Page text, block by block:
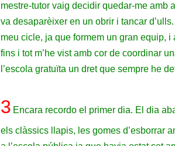
mestre-tutor vaig decidir quedar-me amb
va desaparèixer en un obrir i tancar
meu cicle, ja que formem un gran equip,
fins i tot m’he vist amb cor de coordinar
l’escola gratuïta un dret que sempre he
3 Encara recordo el primer dia. El dia
els clàssics llapis, les gomes d’esborrar